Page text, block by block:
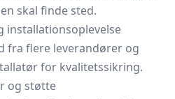
skal finde sted.
installationsoplevelse
fra flere leverandører og
for kvalitetssikring.
og støtte